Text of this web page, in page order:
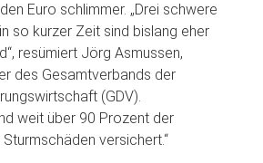
Euro schlimmer. „Drei schwere
so kurzer Zeit sind bislang eher
resümiert Jörg Asmussen,
des Gesamtverbands der
(GDV).
weit über 90 Prozent der
versichert.“